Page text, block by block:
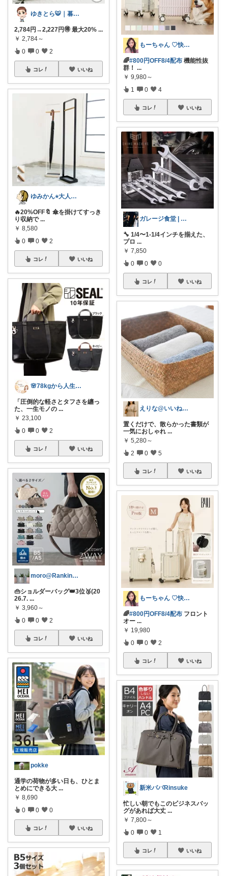
ゆきとら🐯｜暮らしをラクにしたいパパ
2,784円→2,227円🉐 最大20% ...
￥ 2,784～
0 0 2
コレ いいね
ゆみかん⭐︎大人の暮らし研究室
🔥20%OFF🔖 傘を掛けてすっき
り収納で ...
￥ 8,580
0 0 2
コレ いいね
🌸78kgから人生最後のダイエット挑戦
「圧倒的な軽さとタフさを纏っ
た、一生モノの ...
￥ 23,100
0 0 2
コレ いいね
moro@Ranking ROOM
👜ショルダーバッグ👑3位🥉(20
26.7. ...
￥ 3,960～
0 0 2
コレ いいね
pokke
通学の荷物が多い日も、ひとま
とめにできる大 ...
￥ 8,690
0 0 0
コレ いいね
もーちゃん ♡快適生活~旅行大好き🌈✨
🌈#800円OFF8/4配布 機能性抜
群！ ...
￥ 9,980～
1 0 4
コレ いいね
ガレージ食堂 | 開業準備中
🔧 1/4〜1-1/4インチを揃えた、
プロ ...
￥ 7,850
0 0 0
コレ いいね
えりな@いいね100%バック💓
置くだけで、散らかった書類が
一気におしゃれ ...
￥ 5,280～
2 0 5
コレ いいね
もーちゃん ♡快適生活~旅行大好き🌈✨
🌈#800円OFF8/4配布 フロント
オー ...
￥ 19,980
0 0 2
コレ いいね
新米パパRinsuke
忙しい朝でもこのビジネスバッ
グがあれば大丈 ...
￥ 7,800～
0 0 1
コレ いいね